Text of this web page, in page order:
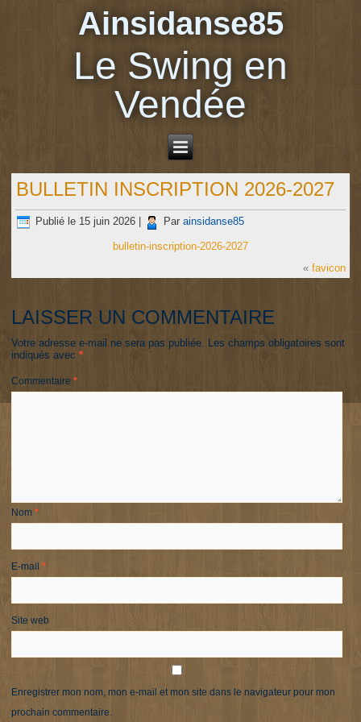
Ainsidanse85
Le Swing en
Vendée
BULLETIN INSCRIPTION 2026-2027
Publié le 15 juin 2026 Par ainsidanse85
bulletin-inscription-2026-2027
« favicon
LAISSER UN COMMENTAIRE
Votre adresse e-mail ne sera pas publiée.
Les champs obligatoires sont
indiqués avec*
Commentaire*
Nom*
E-mail*
Site web
Enregistrer mon nom, mon e-mail et mon site dans le navigateur pour mon
prochain commentaire.